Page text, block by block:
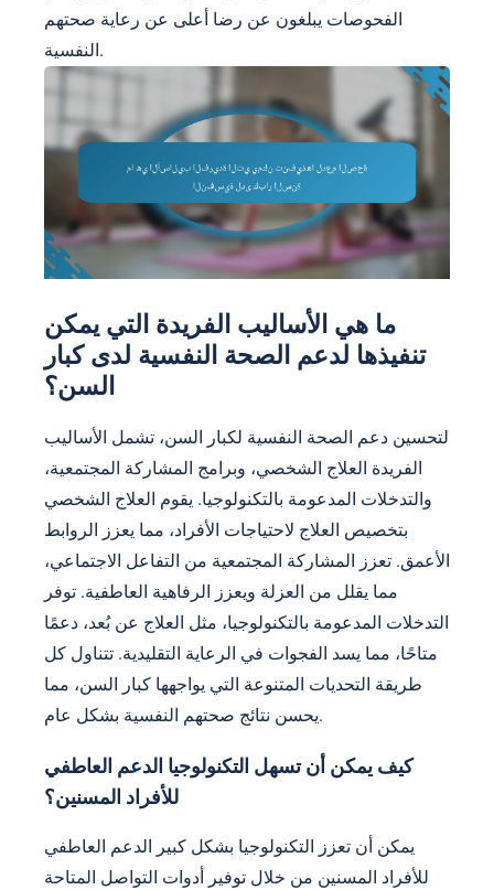
الفحوصات يبلغون عن رضا أعلى عن رعاية صحتهم
النفسية.
ما هي الأساليب الفريدة التي يمكن
تنفيذها لدعم الصحة النفسية لدى كبار
السن؟
لتحسين دعم الصحة النفسية لكبار السن، تشمل الأساليب
الفريدة العلاج الشخصي، وبرامج المشاركة المجتمعية،
والتدخلات المدعومة بالتكنولوجيا. يقوم العلاج الشخصي
بتخصيص العلاج لاحتياجات الأفراد، مما يعزز الروابط
الأعمق. تعزز المشاركة المجتمعية من التفاعل الاجتماعي،
مما يقلل من العزلة ويعزز الرفاهية العاطفية. توفر
التدخلات المدعومة بالتكنولوجيا، مثل العلاج عن بُعد، دعمًا
متاحًا، مما يسد الفجوات في الرعاية التقليدية. تتناول كل
طريقة التحديات المتنوعة التي يواجهها كبار السن، مما
يحسن نتائج صحتهم النفسية بشكل عام.
كيف يمكن أن تسهل التكنولوجيا الدعم العاطفي
للأفراد المسنين؟
يمكن أن تعزز التكنولوجيا بشكل كبير الدعم العاطفي
للأفراد المسنين من خلال توفير أدوات التواصل المتاحة